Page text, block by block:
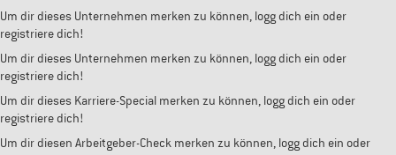
Um dir dieses Unternehmen merken zu können, logg dich ein oder
registriere dich!
Um dir dieses Unternehmen merken zu können, logg dich ein oder
registriere dich!
Um dir dieses Karriere-Special merken zu können, logg dich ein oder
registriere dich!
Um dir diesen Arbeitgeber-Check merken zu können, logg dich ein oder